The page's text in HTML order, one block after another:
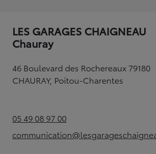
LES GARAGES CHAIGNEAU
Chauray
46 Boulevard des Rochereaux 79180
CHAURAY, Poitou-Charentes
05 49 08 97 00(Opens in new tab)
(Opens in new